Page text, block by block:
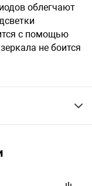
облегчают
с помощью
не боится